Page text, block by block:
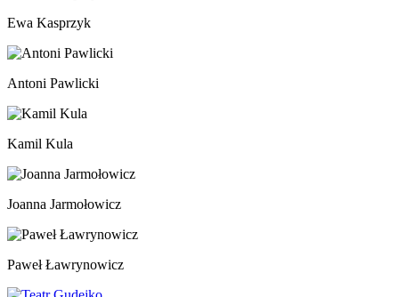
Ewa Kasprzyk
Antoni Pawlicki
Kamil Kula
Joanna Jarmołowicz
Paweł Ławrynowicz